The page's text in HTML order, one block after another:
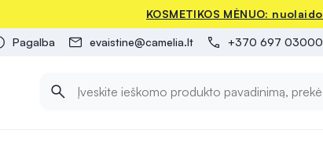
KOSMETIKOS MĖNUO:
Pagalba evaistine@camelia.lt +370 697 03000